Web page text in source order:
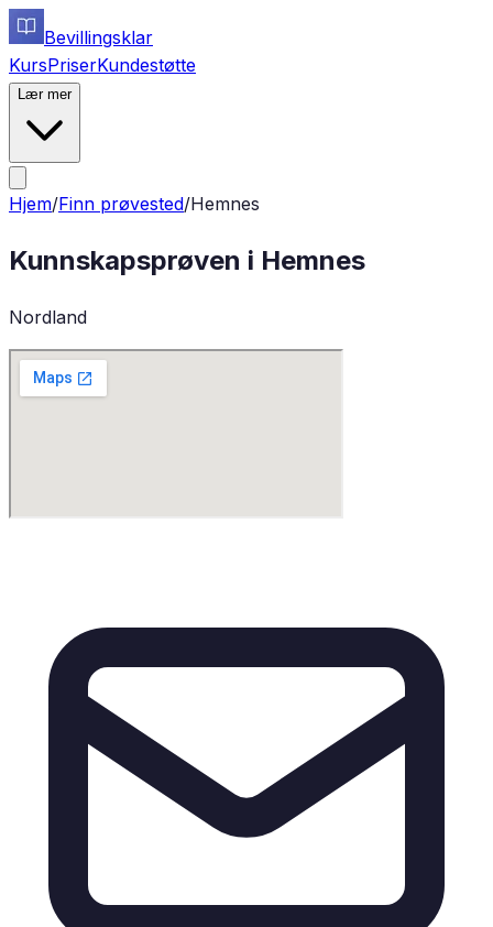
Bevillingsklar
KursPriserKundestøtte
Lær mer
Hjem/Finn prøvested/Hemnes
Kunnskapsprøven i Hemnes
Nordland